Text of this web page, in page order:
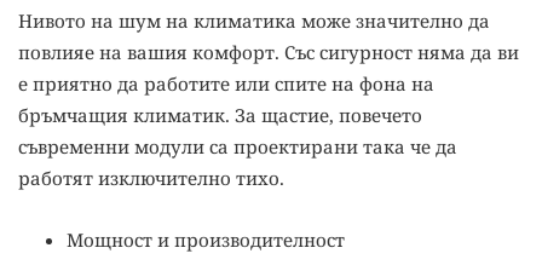
Нивото на шум на климатика може значително да
повлияе на вашия комфорт. Със сигурност няма да ви
е приятно да работите или спите на фона на
бръмчащия климатик. За щастие, повечето
съвременни модули са проектирани така че да
работят изключително тихо.
Мощност и производителност